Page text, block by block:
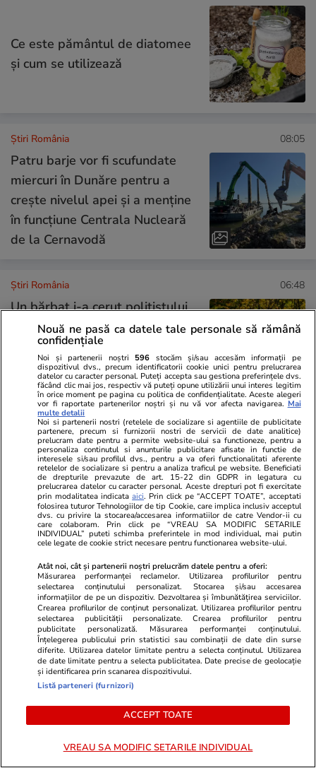
Ce este pământul de diatomee
și cum se utilizează
Știri România 08:05
Patru barje vor fi scufundate
miercuri în Dunăre pentru a
crește nivelul apei și a menține
în funcțiune Centrala Nucleară
de la Cernavodă
Știri România 06:48
Un bărbat i-a cerut polițistului
bani ca să-și achite amenda pe
care omul legii i-o dăduse.
Șantajul pentru care un
prahovean a ajuns după gratii
Știri România 04 aug.
Nicușor Dan a promulgat legile
pentru jaloanele PNRR și
Acordul SAFE: „Accesul
României la fondurile europene
rămâne garantat”
Știri România 04 aug.
El este Marian, românul de
doar 19 ani, mort la cules de
roșii în Italia: „Să fie trași la
răspundere cei vinovați cu vârf
și îndesat”
Opinii 04 aug.
Prima lună fără Călin
Nouă ne pasă ca datele tale personale să rămână
confidențiale
Noi și partenerii noștri 596 stocăm și/sau accesăm informații pe
dispozitivul dvs., precum identificatorii cookie unici pentru prelucrarea
datelor cu caracter personal. Puteți accepta sau gestiona preferințele dvs.
făcând clic mai jos, respectiv vă puteți opune utilizării unui interes legitim
în orice moment pe pagina cu politica de confidențialitate. Aceste alegeri
vor fi raportate partenerilor noștri și nu vă vor afecta navigarea. Mai
multe detalii
Noi si partenerii nostri (retelele de socializare si agentiile de publicitate
partenere, precum si furnizorii nostri de servicii de date analitice)
prelucram date pentru a permite website-ului sa functioneze, pentru a
personaliza continutul si anunturile publicitare afisate in functie de
interesele si/sau profilul dvs., pentru a va oferi functionalitati aferente
retelelor de socializare si pentru a analiza traficul pe website. Beneficiati
de drepturile prevazute de art. 15-22 din GDPR in legatura cu
prelucrarea datelor cu caracter personal. Aceste drepturi pot fi exercitate
prin modalitatea indicataaici. Prin click pe “ACCEPT TOATE”, acceptati
folosirea tuturor Tehnologiilor de tip Cookie, care implica inclusiv acceptul
dvs. cu privire la stocarea/accesarea informatiilor de catre Vendor-ii cu
care colaboram. Prin click pe “VREAU SA MODIFIC SETARILE
INDIVIDUAL” puteti schimba preferintele in mod individual, mai putin
cele legate de cookie strict necesare pentru functionarea website-ului.
Atât noi, cât și partenerii noștri prelucrăm datele pentru a oferi:
Măsurarea performanței reclamelor. Utilizarea profilurilor pentru
selectarea conținutului personalizat. Stocarea și/sau accesarea
informațiilor de pe un dispozitiv. Dezvoltarea și îmbunătățirea serviciilor.
Crearea profilurilor de conținut personalizat. Utilizarea profilurilor pentru
selectarea publicității personalizate. Crearea profilurilor pentru
publicitate personalizată. Măsurarea performanței conținutului.
Înțelegerea publicului prin statistici sau combinații de date din surse
diferite. Utilizarea datelor limitate pentru a selecta conținutul. Utilizarea
de date limitate pentru a selecta publicitatea. Date precise de geolocație
și identificarea prin scanarea dispozitivului.
Listă parteneri (furnizori)
ACCEPT TOATE
VREAU SA MODIFIC SETARILE INDIVIDUAL